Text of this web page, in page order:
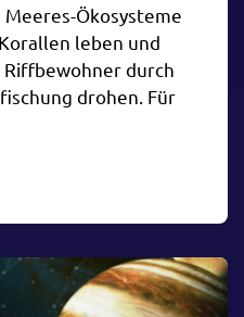
Ökosysteme
leben und
durch
drohen. Für